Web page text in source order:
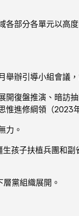
部分各單元以高
辦引導小組會議
復盤推演、暗訪
進修綱領（2023
力。
孩子扶植兵團和
黨組織展開。